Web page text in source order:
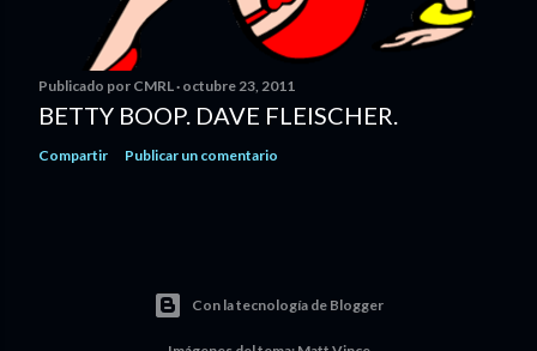
Publicado por CMRL octubre 23, 2011
BETTY BOOP. DAVE FLEISCHER.
Compartir Publicar un comentario
Con la tecnología de Blogger